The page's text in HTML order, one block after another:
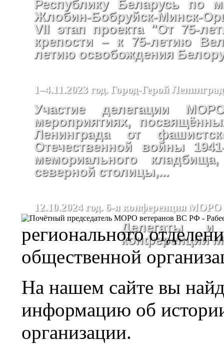
Республику Беларусь по
Жлобин-Бобруйск-Минск-
VII этап проекта "От 75-
крепости – к 75-летию
летию освобождения
1–4.11.2023 год. Город-Герой Ленинград
Участие делегации
мероприятиях,
Ленинграда от
Отечественной войны
мемориального
северной столицы,...
12.10.2024 год. 6-я конференция МОРО
Делегаты и
конференции
регионального
общественной
На нашем сайте вы
информацию об
организации.